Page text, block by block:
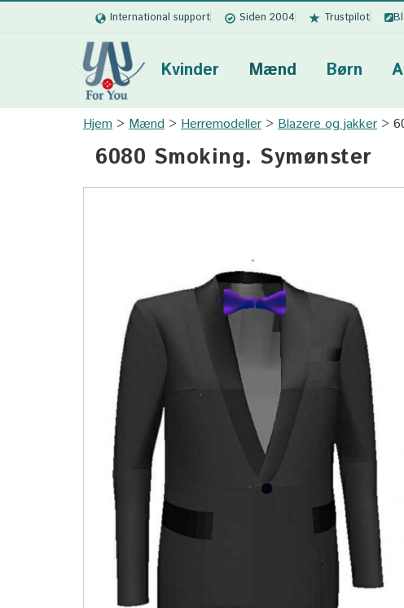
International support Siden 2004 Trustpilot
Kvinder Mænd Børn
Hjem Mænd Herremodeller Blazere og jakker
6080 Smoking. Symønster